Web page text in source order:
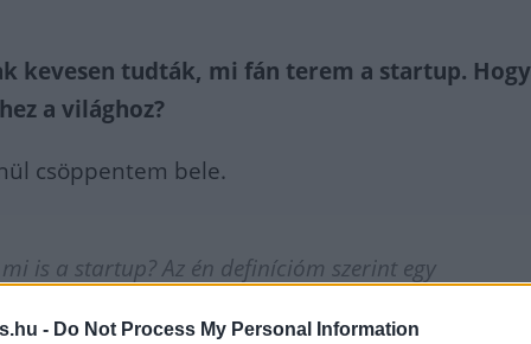
- Do Not Process My Personal Information
kevesen tudták, mi fán terem a startup.
a világhoz?
csöppentem bele.
is a startup? Az én definícióm szerint egy